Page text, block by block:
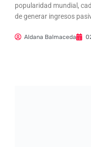
popularidad mundial,
de generar ingresos
Aldana Balmaceda